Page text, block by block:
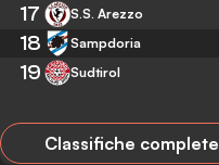
17 S.S. Arezzo
18 Sampdoria
19 Sudtirol
Classifiche complete